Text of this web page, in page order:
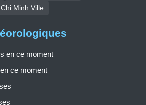
Minh Ville
en ce moment
ce moment